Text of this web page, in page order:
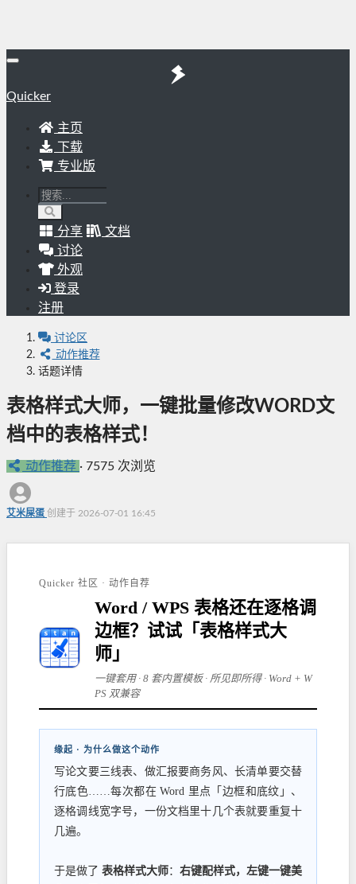
Quicker
主页
下载
专业版
分享
文档
讨论
外观
登录
注册
讨论区
动作推荐
话题详情
表格样式大师，一键批量修改WORD文
档中的表格样式！
动作推荐 · 7575 次浏览
艾米屎蛋 创建于 2026-07-01 16:45
Quicker 社区 · 动作自荐
Word / WPS 表格还在逐格调
边框？试试「表格样式大
师」
一键套用 · 8 套内置模板 · 所见即所得 · Word + W
PS 双兼容
缘起 · 为什么做这个动作
写论文要三线表、做汇报要商务风、长清单要交替
行底色……每次都在 Word 里点「边框和底纹」、
逐格调线宽字号，一份文档里十几个表就要重复十
几遍。
于是做了 表格样式大师： 右键配样式，左键一键美